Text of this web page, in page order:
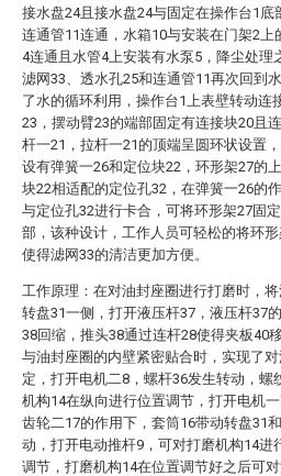
接水盘24且接水盘24与固定在操作台1底
连通管11连通，水箱10与安装在门架2上
4连通且水管4上安装有水泵5，降尘处理
滤网33、透水孔25和连通管11再次回到
了水的循环利用，操作台1上表壁转动连
23，摆动臂23的端部固定有连接块20且
杆一21，拉杆一21的顶端呈圆环状设置
设有弹簧一26和定位块22，环形架27的
块22相适配的定位孔32，在弹簧一26的
与定位孔32进行卡合，可将环形架27固
部，该种设计，工作人员可轻松的将环形
使得滤网33的清洁更加方便。
工作原理：在对油封座圈进行打磨时，
转盘31一侧，打开液压杆37，液压杆37
38回缩，推头38通过连杆28使得夹板40
与油封座圈的内壁紧密贴合时，实现了
定，打开电机二8，螺杆36发生转动，螺
机构14在纵向进行位置调节，打开电机
齿轮二17的作用下，套筒16带动转盘31
动，打开电动推杆9，可对打磨机构14进
调节，打磨机构14在位置调节好之后可